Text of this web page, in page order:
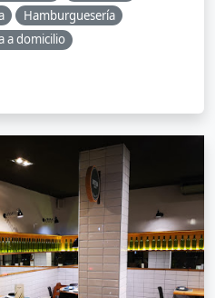
Hamburguesería
a domicilio